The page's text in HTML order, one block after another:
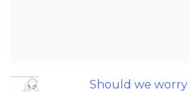
Should we